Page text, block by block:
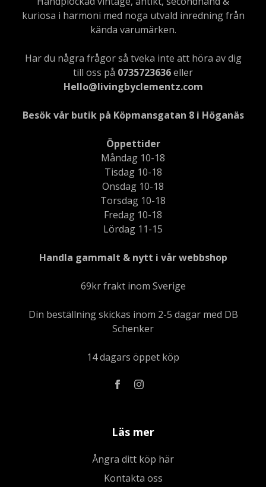
kuriosa i harmoni med noga utvald inredning från
kända varumärken.
Har du några frågor så tveka inte att höra av dig
till oss på 0735723636eller
Hello@livingbyclementz.com
Besök vår butik på Köpmansgatan 8 i Höganäs
Öppettider
Måndag 10-18
Tisdag 10-18
Onsdag 10-18
Torsdag 10-18
Fredag 10-18
Lördag 11-15
Handla gammalt & nytt i vår webbshop
69kr frakt inom Sverige
Din beställning skickas inom 2-5 dagar med DB
Schenker
14 dagars öppet köp
Läs mer
Ångra ditt köp här
Kontakta oss